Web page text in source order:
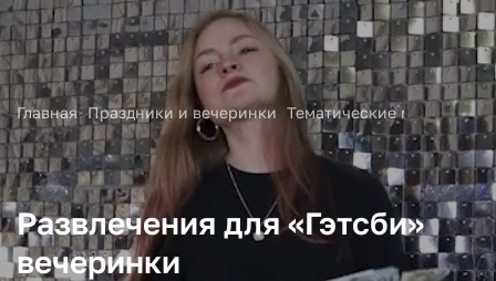
Главная>Праздники и вечеринки >Тематические
Развлечения для «Гэтсби»
вечеринки